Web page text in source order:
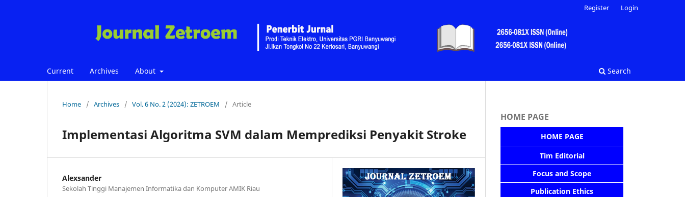
Current Archives About Search
Register Login
Home / Archives / Vol. 6 No. 2 (2024): ZETROEM / Article
Implementasi Algoritma SVM dalam Memprediksi Penyakit Stroke
Alexsander
Sekolah Tinggi Manajemen Informatika dan Komputer AMIK Riau
HOME PAGE
HOME PAGE
Tim Editorial
Focus and Scope
Publication Ethics